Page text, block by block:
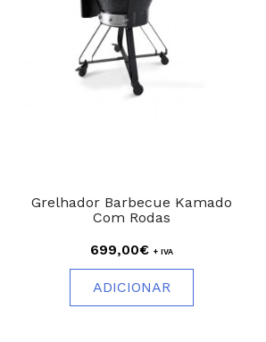
Grelhador Barbecue Kamado
Com Rodas
699,00€ + IVA
ADICIONAR